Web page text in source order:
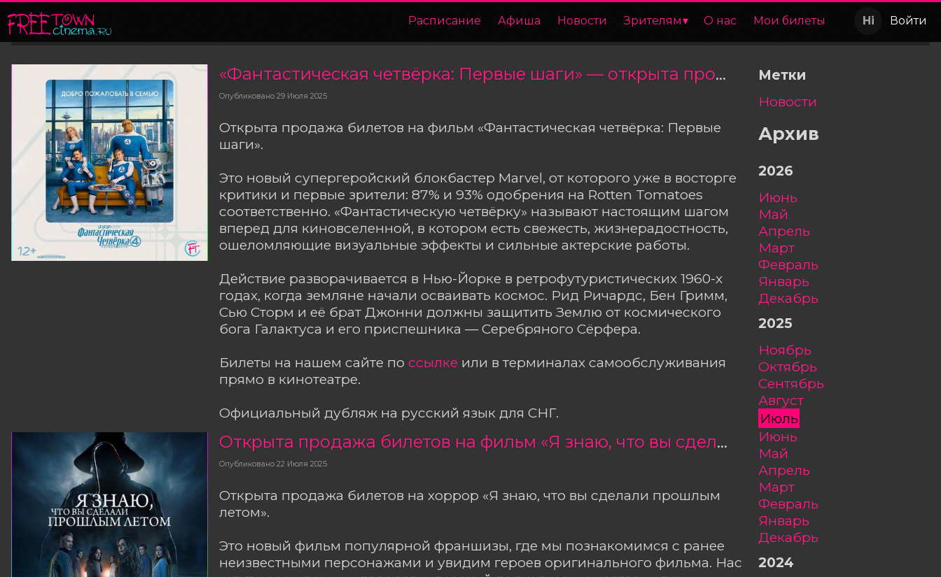
Расписание Афиша Новости Зрителям О нас Мои билеты Войти
«Фантастическая четвёрка: Первые шаги» — открыта продажа билетов
Опубликовано 29 Июля 2025
Открыта продажа билетов на фильм «Фантастическая четвёрка: Первые
шаги».
Это новый супергеройский блокбастер Marvel, от которого уже в восторге
критики и первые зрители: 87% и 93% одобрения на Rotten Tomatoes
соответственно. «Фантастическую четвёрку» называют настоящим шагом
вперед для киновселенной, в котором есть свежесть, жизнерадостность,
ошеломляющие визуальные эффекты и сильные актерские работы.
Действие разворачивается в Нью-Йорке в ретрофутуристических 1960-х
годах, когда земляне начали осваивать космос. Рид Ричардс, Бен Гримм,
Сью Сторм и её брат Джонни должны защитить Землю от космического
бога Галактуса и его приспешника — Серебряного Сёрфера.
Билеты на нашем сайте поссылке или в терминалах самообслуживания
прямо в кинотеатре.
Официальный дубляж на русский язык для СНГ.
Открыта продажа билетов на фильм «Я знаю, что вы сделали прошлым летом»
Опубликовано 22 Июля 2025
Открыта продажа билетов на хоррор «Я знаю, что вы сделали прошлым
летом».
Это новый фильм популярной франшизы, где мы познакомимся с ранее
неизвестными персонажами и увидим героев оригинального фильма. Нас
Метки
Новости
Архив
2026
июнь
май
апрель
март
февраль
январь
декабрь
2025
ноябрь
октябрь
сентябрь
август
июль
июнь
май
апрель
март
февраль
январь
декабрь
2024